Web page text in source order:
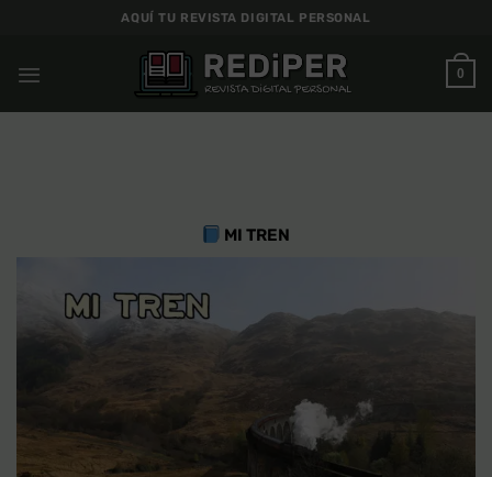
contenido
AQUÍ TU REVISTA DIGITAL PERSONAL
0
MI TREN